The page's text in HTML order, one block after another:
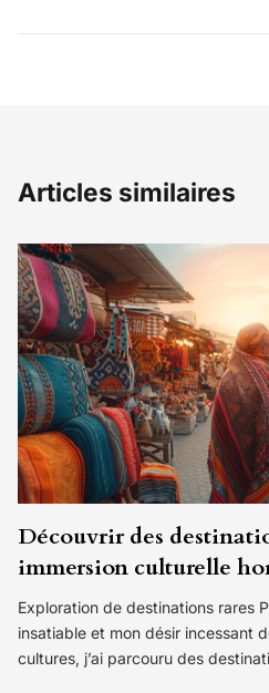
Articles similaires
Découvrir des
immersion culturelle
Exploration de destinations rares
insatiable et mon désir incessant
cultures, j’ai parcouru des